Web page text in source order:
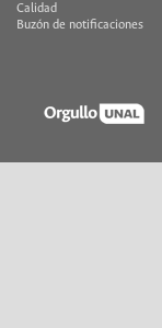
Calidad
Buzón de notificaciones